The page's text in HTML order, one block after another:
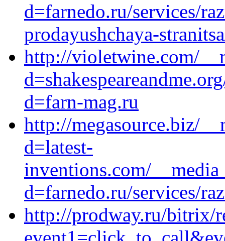
d=farnedo.ru/services/
prodayushchaya-
http://violetwine.com/
d=farn-mag.ru
http://megasource.biz/
d=latest-
inventions.com/
d=farnedo.ru/services/
http://prodway.ru/bitrix/